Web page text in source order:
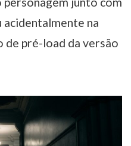
acidentalmente na
de pré-load da versão